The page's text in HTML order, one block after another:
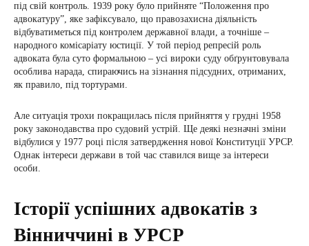
під свій контроль. 1939 року було прийняте “Положення про
адвокатуру”, яке зафіксувало, що правозахисна діяльність
відбуватиметься під контролем державної влади, а точніше –
народного комісаріату юстиції. У той період репресій роль
адвоката була суто формальною – усі вироки суду обґрунтовувала
особлива нарада, спираючись на зізнання підсудних, отриманих,
як правило, під тортурами.
Але ситуація трохи покращилась після прийняття у грудні 1958
року законодавства про судовий устрій. Ще деякі незначні зміни
відбулися у 1977 році після затвердження нової Конституції УРСР.
Однак інтереси держави в той час ставился вище за інтереси
особи.
Історії успішних адвокатів з
Вінниччині в УРСР